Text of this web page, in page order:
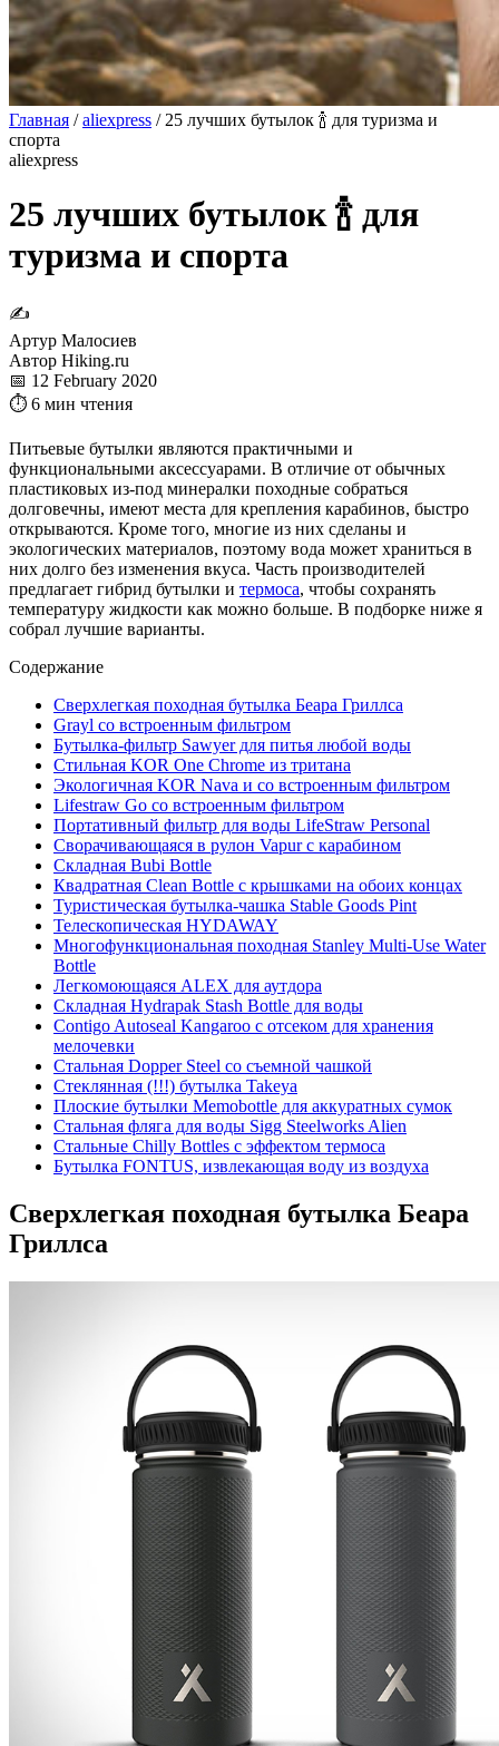
Главная / aliexpress / 25 лучших бутылок 🍾 для туризма и
спорта
aliexpress
25 лучших бутылок 🍾 для
туризма и спорта
✍
Артур Малосиев
Автор Hiking.ru
📅 12 February 2020
⏱ 6 мин чтения
Питьевые бутылки являются практичными и
функциональными аксессуарами. В отличие от обычных
пластиковых из-под минералки походные собраться
долговечны, имеют места для крепления карабинов, быстро
открываются. Кроме того, многие из них сделаны и
экологических материалов, поэтому вода может храниться в
них долго без изменения вкуса. Часть производителей
предлагает гибрид бутылки и термоса, чтобы сохранять
температуру жидкости как можно больше. В подборке ниже я
собрал лучшие варианты.
Содержание
Сверхлегкая походная бутылка Беара Гриллса
Grayl со встроенным фильтром
Бутылка-фильтр Sawyer для питья любой воды
Стильная KOR One Chrome из тритана
Экологичная KOR Nava и со встроенным фильтром
Lifestraw Go со встроенным фильтром
Портативный фильтр для воды LifeStraw Personal
Сворачивающаяся в рулон Vapur с карабином
Складная Bubi Bottle
Квадратная Clean Bottle с крышками на обоих концах
Туристическая бутылка-чашка Stable Goods Pint
Телескопическая HYDAWAY
Многофункциональная походная Stanley Multi-Use Water
Bottle
Легкомоющаяся ALEX для аутдора
Складная Hydrapak Stash Bottle для воды
Contigo Autoseal Kangaroo с отсеком для хранения
мелочевки
Стальная Dopper Steel со съемной чашкой
Стеклянная (!!!) бутылка Takeya
Плоские бутылки Memobottle для аккуратных сумок
Стальная фляга для воды Sigg Steelworks Alien
Стальные Chilly Bottles с эффектом термоса
Бутылка FONTUS, извлекающая воду из воздуха
Сверхлегкая походная бутылка Беара
Гриллса